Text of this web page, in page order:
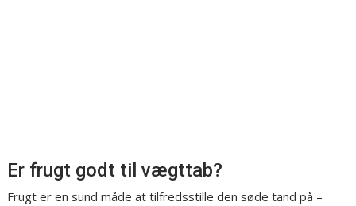
Er frugt godt til vægttab?
Frugt er en sund måde at tilfredsstille den søde tand på –